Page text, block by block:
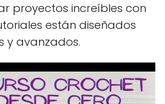
proyectos increíbles con
están diseñados
y avanzados.